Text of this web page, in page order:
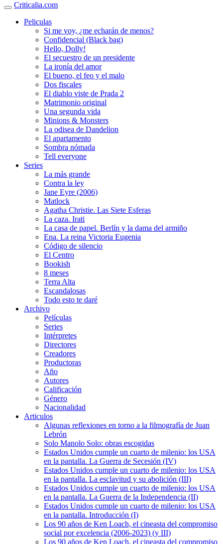
Criticalia.com
Peliculas
Si me voy, ¿me echarán de menos?
Confidencial (Black bag)
Hello, Dolly!
El secuestro de un presidente
La ironía del amor
El bueno, el feo y el malo
Dos fiscales
El diablo viste de Prada 2
Matrimonio original
Una segunda vida
Minions & Monsters
La odisea de Dandelion
El apartamento
Sombra nómada
Tell everyone
Series
La más grande
Contra la ley
Jane Eyre (2006)
Matlock
Agatha Christie. Las Siete Esferas
La caza. Irati
La casa de papel. Berlín y la dama del armiño
Ena. La reina Victoria Eugenia
Código de silencio
El Centro
Bookish
8 meses
Terra Alta
Escandalosas
Todo esto te daré
Archivo
Películas
Series
Intérpretes
Directores
Creadores
Productoras
Año
Autores
Calificación
Género
Nacionalidad
Articulos
Algunas reflexiones en torno a la filmografía de Juan
Lebrón
Solo Manolo Solo: obras escogidas
Estados Unidos cumple un cuarto de milenio: los USA
en la pantalla. La Guerra de Secesión (IV)
Estados Unidos cumple un cuarto de milenio: los USA
en la pantalla. La esclavitud y su abolición (III)
Estados Unidos cumple un cuarto de milenio: los USA
en la pantalla. La Guerra de la Independencia (II)
Estados Unidos cumple un cuarto de milenio: los USA
en la pantalla. Introducción (I)
Los 90 años de Ken Loach, el cineasta del compromiso
social por excelencia (2006-2023) (y III)
Los 90 años de Ken Loach, el cineasta del compromiso